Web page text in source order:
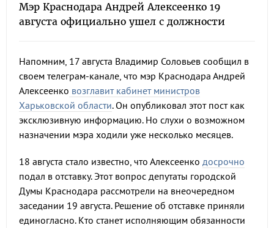
Мэр Краснодара Андрей Алексеенко 19
августа официально ушел с должности
Напомним, 17 августа Владимир Соловьев сообщил в
своем телеграм-канале, что мэр Краснодара Андрей
Алексеенко возглавит кабинет министров
Харьковской области. Он опубликовал этот пост как
эксклюзивную информацию. Но слухи о возможном
назначении мэра ходили уже несколько месяцев.
18 августа стало известно, что Алексеенко досрочно
подал в отставку. Этот вопрос депутаты городской
Думы Краснодара рассмотрели на внеочередном
заседании 19 августа. Решение об отставке приняли
единогласно. Кто станет исполняющим обязанности